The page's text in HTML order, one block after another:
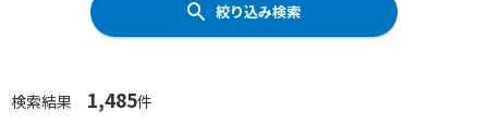
絞り込み検索
検索結果 1,485件